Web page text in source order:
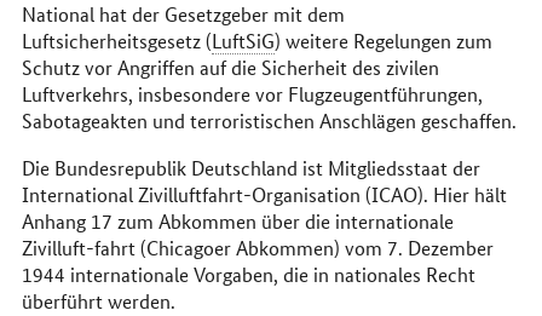
National hat der Gesetzgeber mit dem
Luftsicherheitsgesetz (LuftSiG) weitere Regelungen zum
Schutz vor Angriffen auf die Sicherheit des zivilen
Luftverkehrs, insbesondere vor Flugzeugentführungen,
Sabotageakten und terroristischen Anschlägen geschaffen.
Die Bundesrepublik Deutschland ist Mitgliedsstaat der
International Zivilluftfahrt-Organisation (ICAO). Hier hält
Anhang 17 zum Abkommen über die internationale
Zivilluft-fahrt (Chicagoer Abkommen) vom 7. Dezember
1944 internationale Vorgaben, die in nationales Recht
überführt werden.